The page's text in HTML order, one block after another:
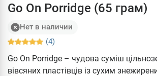
Go On Porridge (65 грам)
Нет в наличии
(4)
Go On Porridge – чудова суміш
вівсяних пластівців із сухим